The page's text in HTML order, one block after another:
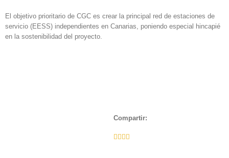
El objetivo prioritario de CGC es crear la principal red de estaciones de
servicio (EESS) independientes en Canarias, poniendo especial hincapié
en la sostenibilidad del proyecto.
Compartir:
Facebook
Twitter
LinkedIn
Whatsapp